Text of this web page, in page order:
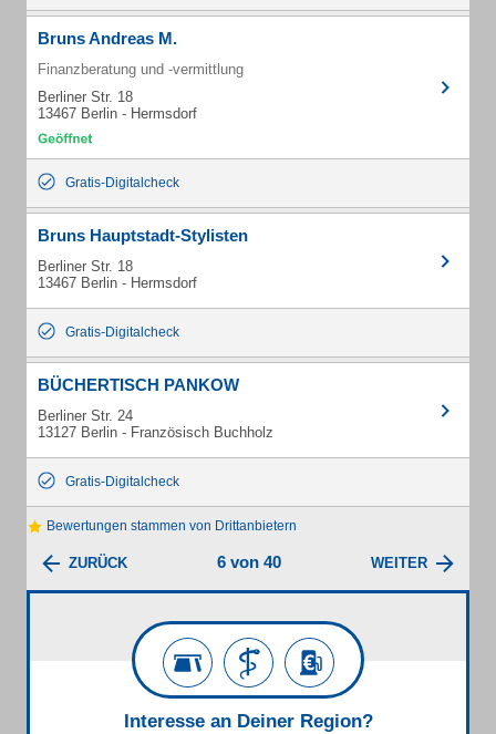
Bruns Andreas M.
Finanzberatung und -vermittlung
Berliner Str. 18
13467 Berlin - Hermsdorf
Gratis-Digitalcheck
Bruns Hauptstadt-Stylisten
Berliner Str. 18
13467 Berlin - Hermsdorf
Gratis-Digitalcheck
BÜCHERTISCH PANKOW
Berliner Str. 24
13127 Berlin - Französisch Buchholz
Gratis-Digitalcheck
Bewertungen stammen von Drittanbietern
ZURÜCK 6 von 40 WEITER
Interesse an Deiner Region?